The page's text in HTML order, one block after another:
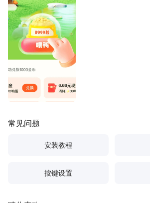
常见问题
安装教程
按键设置